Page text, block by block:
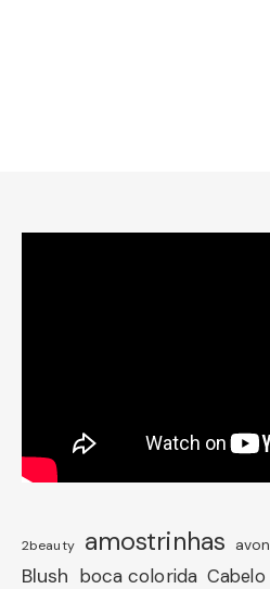
2beauty amostrinhas avon
Blush boca colorida Cabelo